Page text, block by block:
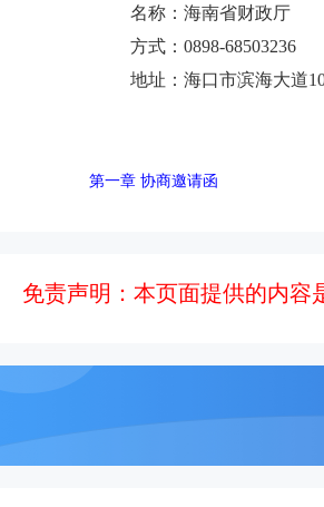
名称：海南省财政厅
方式 ：0898-68503236
地址：海口市滨海大道
第一章 协商邀请函
免责声明：本页面提供的内容